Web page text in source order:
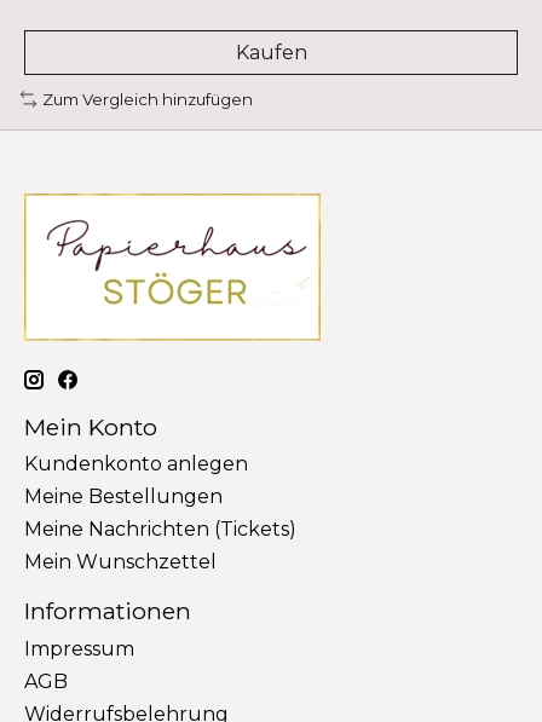
Kaufen
Zum Vergleich hinzufügen
Mein Konto
Kundenkonto anlegen
Meine Bestellungen
Meine Nachrichten (Tickets)
Mein Wunschzettel
Informationen
Impressum
AGB
Widerrufsbelehrung